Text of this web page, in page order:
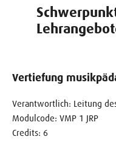
Vertiefung
Verantwortlich: Leitung
Modulcode: VMP 1 JRP
Credits: 6